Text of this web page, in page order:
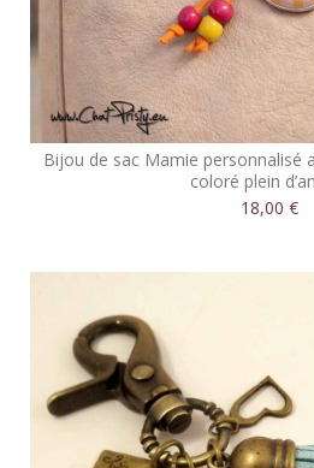
Bijou de sac Mamie personnalisé
coloré plein
18,00 €